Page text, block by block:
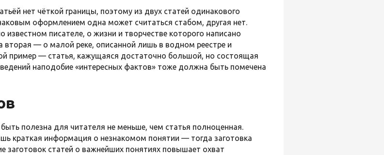
нет чёткой границы, поэтому из двух статей одинакового
оформлением одна может считаться стабом, другая нет.
известном писателе, о жизни и творчестве которого написано
вторая — о малой реке, описанной лишь в водном реестре и
пример — статья, кажущаяся достаточно большой, но состоящая
наподобие «интересных фактов» тоже должна быть помечена
полезна для читателя не меньше, чем статья полноценная.
краткая информация о незнакомом понятии — тогда заготовка
заготовок статей о важнейших понятиях повышает охват